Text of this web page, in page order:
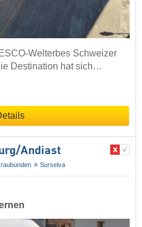
Welterbes Schweizer
Destination hat sich…
​Andiast
Surselva